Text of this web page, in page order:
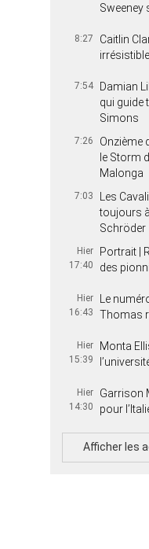
Sweeney
8:27
Caitlin
7:54
Damian
qui guide
Simons
7:26
Onzième
le Storm
Malonga
7:03
Les
toujours
Schröder
Hier
17:40
Portrait |
des
Hier
16:43
Le
Thomas
Hier
15:39
Monta
Hier
14:30
Garrison
pour
Afficher les